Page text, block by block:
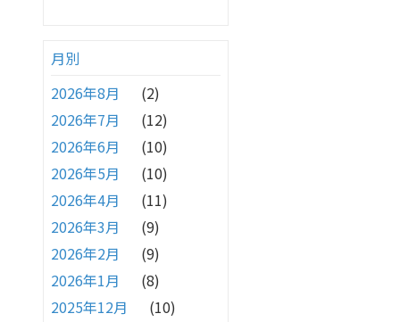
月別
2026年8月
(2)
2026年7月
(12)
2026年6月
(10)
2026年5月
(10)
2026年4月
(11)
2026年3月
(9)
2026年2月
(9)
2026年1月
(8)
2025年12月
(10)